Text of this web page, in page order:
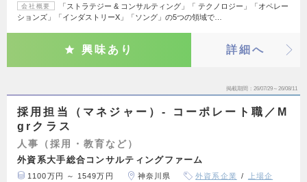
会社概要
「ストラテジー & コンサルティング」「 テクノロジー」「オペレー
ションズ」「インダストリーX」「ソング」の5つの領域で…
興味あり 詳細へ
掲載期間 26/07/29～26/08/11
採用担当（マネジャー）- コーポレート職／M
grクラス
人事（採用・教育など）
外資系大手総合コンサルティングファーム
1100万円 ～ 1549万円 神奈川県 外資系企業
上場企